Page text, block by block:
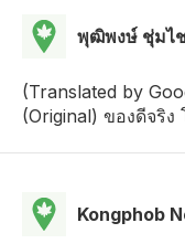
พุฒิพงษ์ ชุ่มไ
(Translated by
(Original) ของดีจริง
Kongphob